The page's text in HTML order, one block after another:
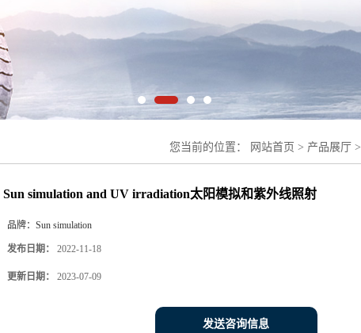
您当前的位置： 网站首页 > 产品展厅 >
Sun simulation and UV irradiation太阳模拟和紫外线照射
品牌： Sun simulation
发布日期： 2022-11-18
更新日期： 2023-07-09
发送咨询信息